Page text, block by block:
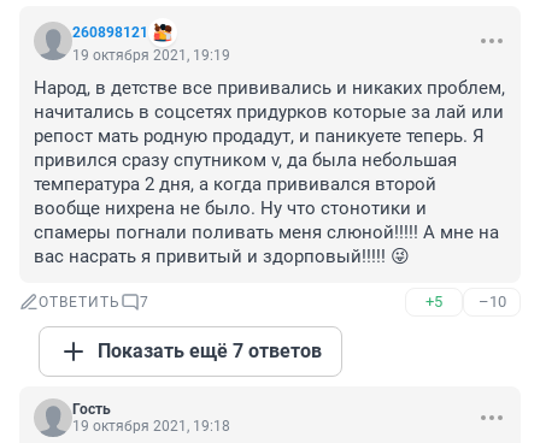
260898121
19 октября 2021, 19:19
Народ, в детстве все прививались и никаких проблем,
начитались в соцсетях придурков которые за лай или
репост мать родную продадут, и паникуете теперь. Я
привился сразу спутником v, да была небольшая
температура 2 дня, а когда прививался второй
вообще нихрена не было. Ну что стонотики и
спамеры погнали поливать меня слюной!!!!! А мне на
вас насрать я привитый и здорповый!!!!! 😜
ОТВЕТИТЬ 7 +5 –10
Показать ещё 7 ответов
Гость
19 октября 2021, 19:18